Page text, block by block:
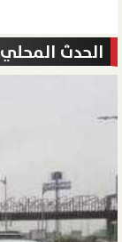
الحدث المحلي